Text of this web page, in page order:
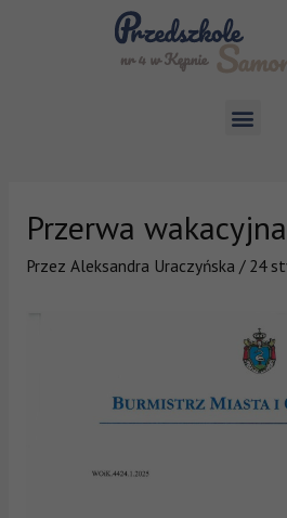
Przerwa wakacyjna
Przez Aleksandra Uraczyńska / 24